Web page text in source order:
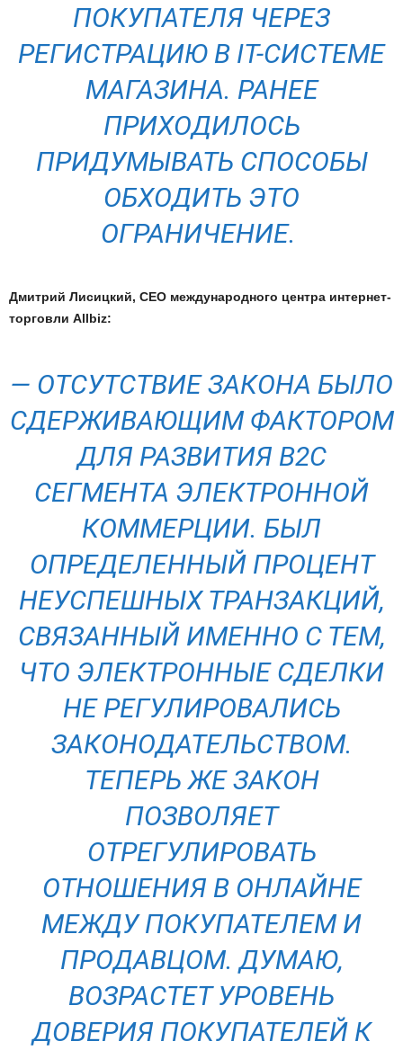
ПОКУПАТЕЛЯ ЧЕРЕЗ
РЕГИСТРАЦИЮ В IT-СИСТЕМЕ
МАГАЗИНА. РАНЕЕ
ПРИХОДИЛОСЬ
ПРИДУМЫВАТЬ СПОСОБЫ
ОБХОДИТЬ ЭТО
ОГРАНИЧЕНИЕ.
Дмитрий Лисицкий, CEO международного центра интернет-
торговли Allbiz:
— ОТСУТСТВИЕ ЗАКОНА БЫЛО
СДЕРЖИВАЮЩИМ ФАКТОРОМ
ДЛЯ РАЗВИТИЯ В2С
СЕГМЕНТА ЭЛЕКТРОННОЙ
КОММЕРЦИИ. БЫЛ
ОПРЕДЕЛЕННЫЙ ПРОЦЕНТ
НЕУСПЕШНЫХ ТРАНЗАКЦИЙ,
СВЯЗАННЫЙ ИМЕННО С ТЕМ,
ЧТО ЭЛЕКТРОННЫЕ СДЕЛКИ
НЕ РЕГУЛИРОВАЛИСЬ
ЗАКОНОДАТЕЛЬСТВОМ.
ТЕПЕРЬ ЖЕ ЗАКОН
ПОЗВОЛЯЕТ
ОТРЕГУЛИРОВАТЬ
ОТНОШЕНИЯ В ОНЛАЙНЕ
МЕЖДУ ПОКУПАТЕЛЕМ И
ПРОДАВЦОМ. ДУМАЮ,
ВОЗРАСТЕТ УРОВЕНЬ
ДОВЕРИЯ ПОКУПАТЕЛЕЙ К